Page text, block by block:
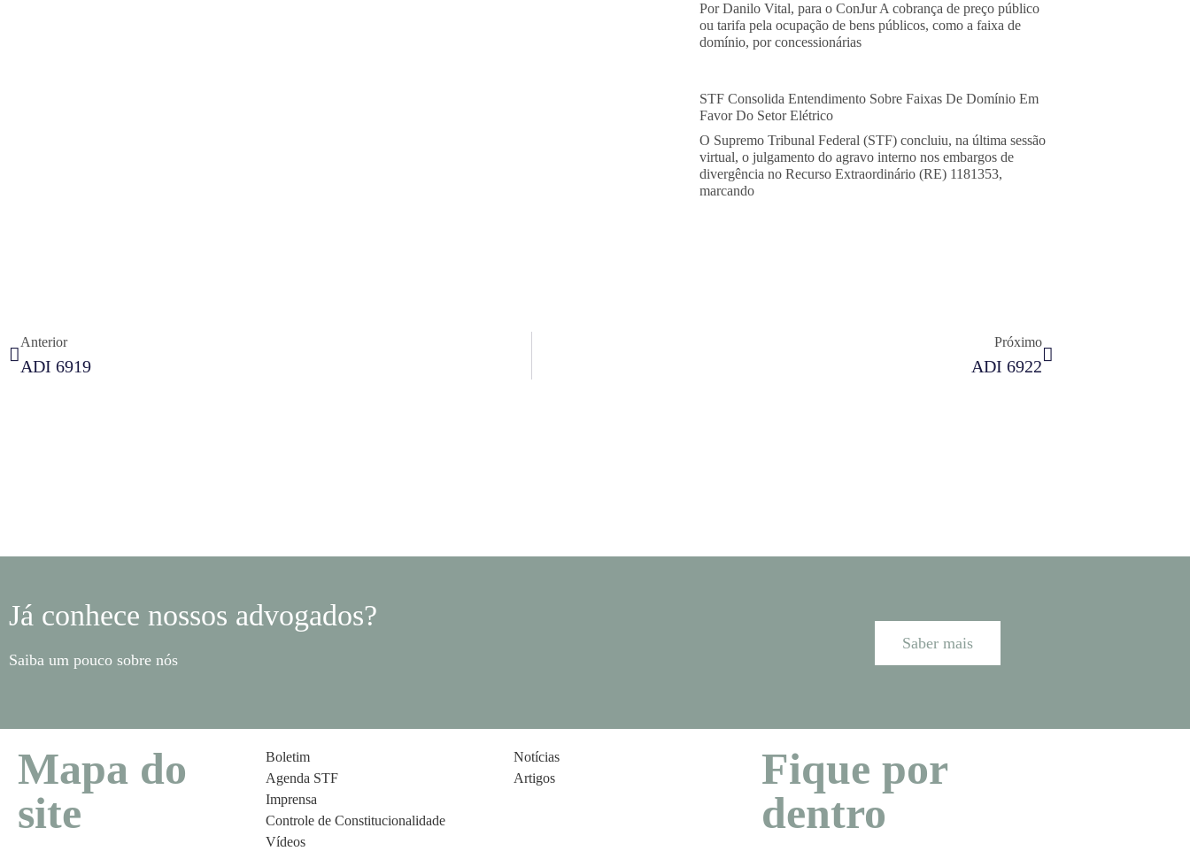
Por Danilo Vital, para o ConJur A cobrança de preço público
ou tarifa pela ocupação de bens públicos, como a faixa de
domínio, por concessionárias
STF Consolida Entendimento Sobre Faixas De Domínio Em
Favor Do Setor Elétrico
O Supremo Tribunal Federal (STF) concluiu, na última sessão
virtual, o julgamento do agravo interno nos embargos de
divergência no Recurso Extraordinário (RE) 1181353,
marcando
Anterior
ADI 6919
Próximo
ADI 6922
Já conhece nossos advogados?
Saiba um pouco sobre nós
Saber mais
Mapa do
site
Boletim
Agenda STF
Imprensa
Controle de Constitucionalidade
Vídeos
Notícias
Artigos
Fique por
dentro